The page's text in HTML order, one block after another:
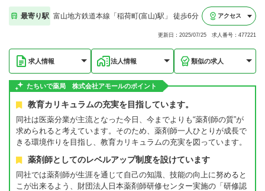
最寄り駅 富山地方鉄道本線「稲荷町(富山)駅」 徒歩6分 アクセス
更新日：2025/07/25 求人番号：477221
求人情報 法人情報 類似の求人
たちいで薬局 株式会社アモールのポイント
教育カリキュラムの充実を目指しています。
同社は医薬分業が主流となった今日、今までよりも“薬剤師の質”が
求められると考えています。そのため、薬剤師一人ひとりが成長で
きる環境作りを目指し、教育カリキュラムの充実を図っています。
薬剤師としてのレベルアップ制度を設けています
同社では薬剤師が生涯を通じて自己の知識、技能の向上に努めると
こが出来るよう、財団法人日本薬剤師研修センター実施の「研修認